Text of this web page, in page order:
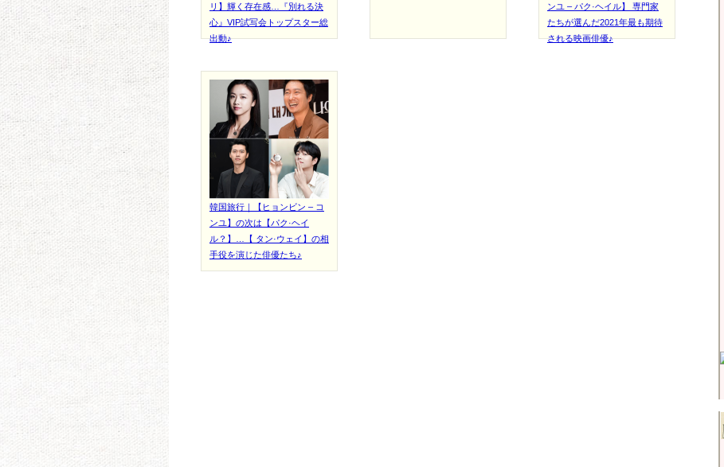
リ】輝く存在感…『別れる決
心』VIP試写会トップスター総
出動♪
ンユ – パク·ヘイル】 専門家
たちが選んだ2021年最も期待
される映画俳優♪
韓国旅行｜【ヒョンビン – コ
ンユ】の次は【パク·ヘイ
ル？】…【 タン·ウェイ】の相
手役を演じた俳優たち♪